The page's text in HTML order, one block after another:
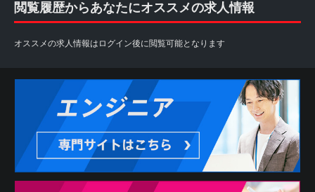
閲覧履歴からあなたにオススメの求人情報
オススメの求人情報はログイン後に閲覧可能となります